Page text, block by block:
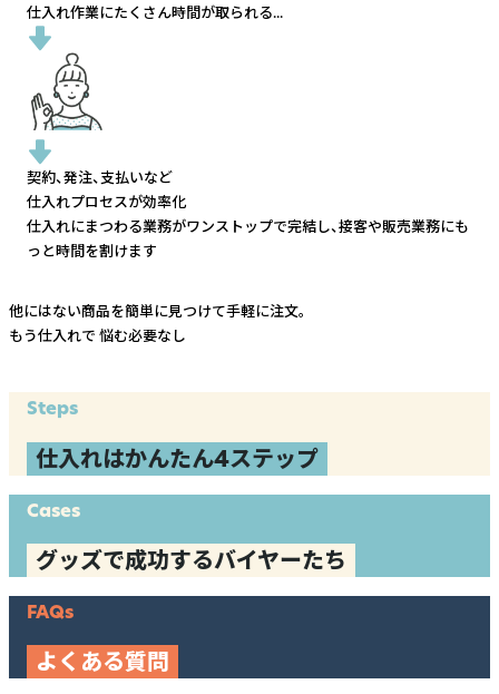
仕入れ作業にたくさん時間が取られる...
契約、発注、支払いなど
仕入れプロセスが効率化
仕入れにまつわる業務がワンストップで完結し、接客や販売業務にも
っと時間を割けます
他にはない商品を簡単に見つけて手軽に注文。
もう仕入れで 悩む必要なし
Steps
仕入れはかんたん4ステップ
Cases
グッズで成功するバイヤーたち
FAQs
よくある質問